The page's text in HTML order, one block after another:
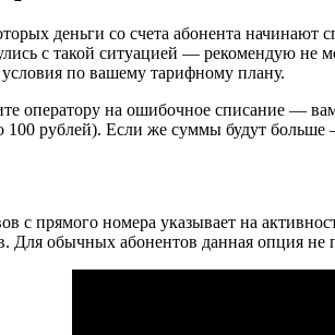
деньги со счета абонента
с такой ситуацией — рекомендую не
по вашему тарифному плану.
оператору на ошибочное списание —
рублей). Если же суммы будут больше
с прямого номера указывает на
Для обычных абонентов данная опция не